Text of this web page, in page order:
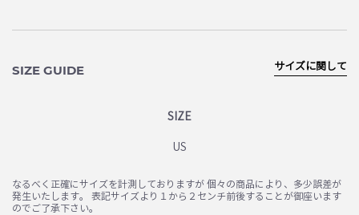
SIZE GUIDE
SIZE
US
サイズに関して
なるべく正確にサイズを計測しておりますが 個々の商品により、多少誤差が
発生いたします。 表記サイズより１から２センチ前後することが御座います
のでご了承下さい。